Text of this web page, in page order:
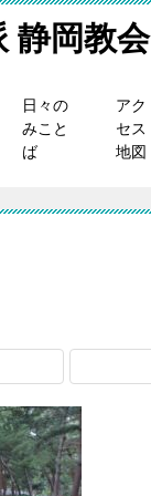
静岡教会
日々の
みこと
ば
アク
セス
地図